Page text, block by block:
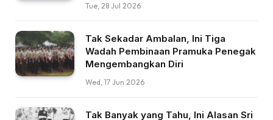
Tue, 28 Jul 2026
Tak Sekadar Ambalan, Ini Tiga
Wadah Pembinaan Pramuka Penegak
Mengembangkan Diri
Wed, 17 Jun 2026
Tak Banyak yang Tahu, Ini Alasan Sri